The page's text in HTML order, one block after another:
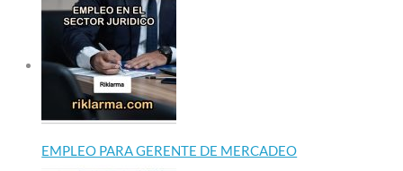
EMPLEO PARA GERENTE DE MERCADEO